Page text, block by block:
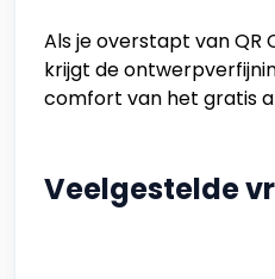
Als je overstapt van QR
krijgt de
comfort van het gratis
Veelgestelde